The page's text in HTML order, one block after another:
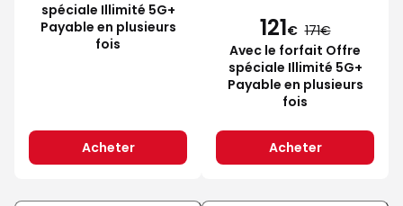
spéciale Illimité 5G+
Payable en plusieurs
fois
Acheter
121€ 171
Avec le forfait Offre
spéciale Illimité 5G+
Payable en plusieurs
fois
Acheter